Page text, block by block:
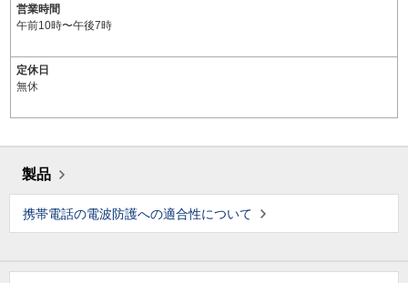
営業時間
午前10時〜午後7時
定休日
無休
製品
携帯電話の電波防護への適合性について